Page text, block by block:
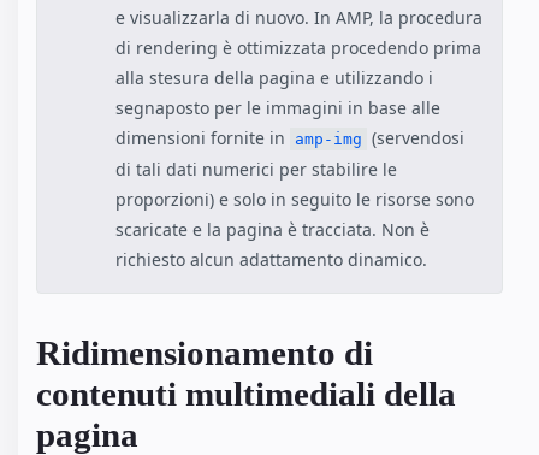
e visualizzarla di nuovo. In AMP, la procedura
di rendering è ottimizzata procedendo prima
alla stesura della pagina e utilizzando i
segnaposto per le immagini in base alle
dimensioni fornite in
amp-img (servendosi
di tali dati numerici per stabilire le
proporzioni) e solo in seguito le risorse sono
scaricate e la pagina è tracciata. Non è
richiesto alcun adattamento dinamico.
Ridimensionamento di
contenuti multimediali della
pagina